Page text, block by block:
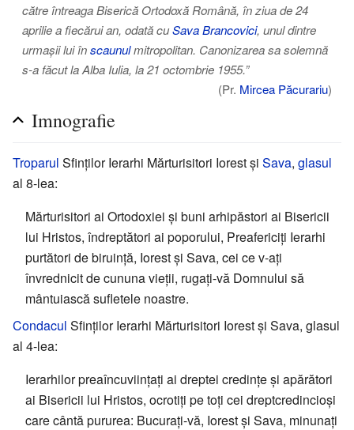
către întreaga Biserică Ortodoxă Română, în ziua de 24
aprilie a fiecărui an, odată cuSava Brancovici, unul dintre
urmașii lui înscaunulmitropolitan. Canonizarea sa solemnă
s-a făcut la Alba Iulia, la 21 octombrie 1955.”
(Pr. Mircea Păcurariu)
Imnografie
Troparul Sfinților Ierarhi Mărturisitori Iorest și Sava, glasul
al 8-lea:
Mărturisitori ai Ortodoxiei și buni arhipăstori ai Bisericii
lui Hristos, îndreptători ai poporului, Preafericiți Ierarhi
purtători de biruință, Iorest și Sava, cei ce v-ați
învrednicit de cununa vieții, rugați-vă Domnului să
mântuiască sufletele noastre.
Condacul Sfinților Ierarhi Mărturisitori Iorest și Sava, glasul
al 4-lea:
Ierarhilor preaîncuviințați ai dreptei credințe și apărători
ai Bisericii lui Hristos, ocrotiți pe toți cei dreptcredincioși
care cântă pururea: Bucurați-vă, Iorest și Sava, minunați